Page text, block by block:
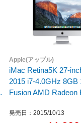
Apple(アップル)
iMac Retina5K 27-
2015 i7-4.0GHz 8GB
Fusion AMD Radeon
発売日：2015/10/13